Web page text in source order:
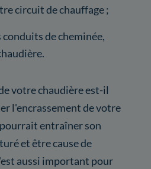
circuit de chauffage ;
conduits de cheminée,
votre chaudière est-il
l'encrassement de votre
entraîner son
et être cause de
aussi important pour